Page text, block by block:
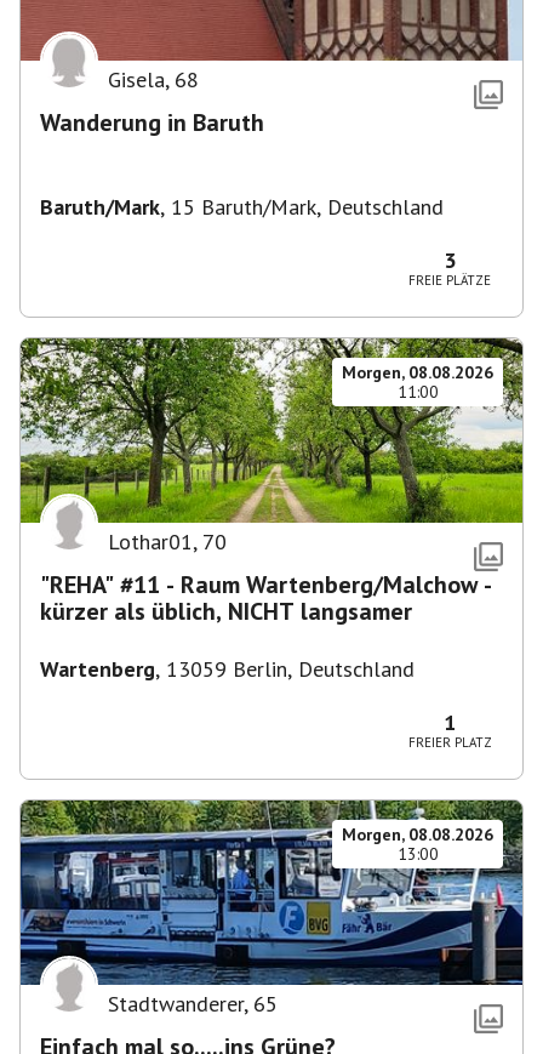
Gisela, 68
Wanderung in Baruth
Baruth/Mark, 15 Baruth/Mark, Deutschland
3
FREIE PLÄTZE
Morgen, 08.08.2026
11:00
Lothar01, 70
"REHA" #11 - Raum Wartenberg/Malchow -
kürzer als üblich, NICHT langsamer
Wartenberg, 13059 Berlin, Deutschland
1
FREIER PLATZ
Morgen, 08.08.2026
13:00
Stadtwanderer, 65
Einfach mal so.....ins Grüne?